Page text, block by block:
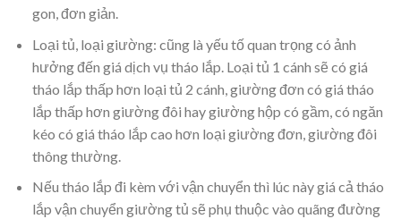
gon, đơn giản.
Loại tủ, loại giường: cũng là yếu tố quan trọng có ảnh
hưởng đến giá dịch vụ tháo lắp. Loại tủ 1 cánh sẽ có giá
tháo lắp thấp hơn loại tủ 2 cánh, giường đơn có giá tháo
lắp thấp hơn giường đôi hay giường hộp có gầm, có ngăn
kéo có giá tháo lắp cao hơn loại giường đơn, giường đôi
thông thường.
Nếu tháo lắp đi kèm với vận chuyển thì lúc này giá cả tháo
lắp vận chuyển giường tủ sẽ phụ thuộc vào quãng đường